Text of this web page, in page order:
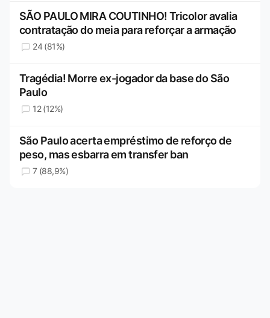
SÃO PAULO MIRA COUTINHO! Tricolor avalia
contratação do meia para reforçar a armação
24 (81%)
Tragédia! Morre ex-jogador da base do São
Paulo
12 (12%)
São Paulo acerta empréstimo de reforço de
peso, mas esbarra em transfer ban
7 (88,9%)